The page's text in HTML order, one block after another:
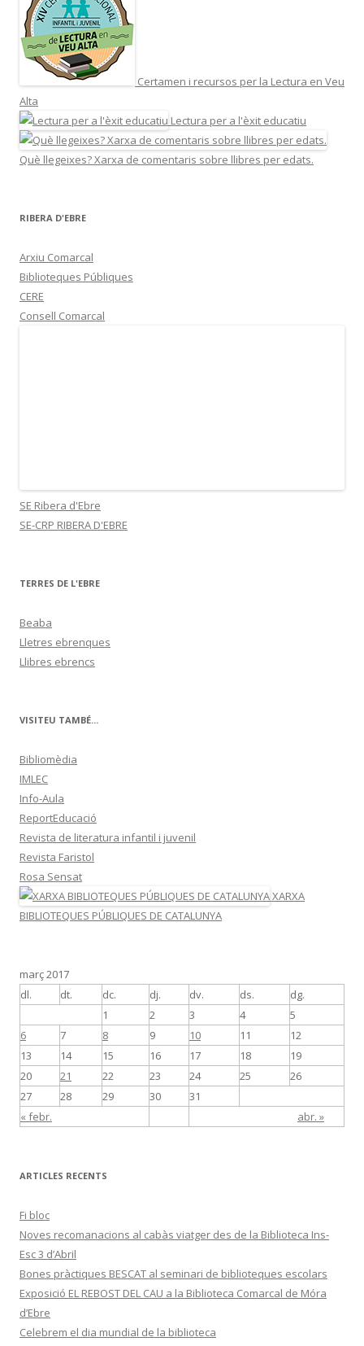
Certamen i recursos per la Lectura en Veu
Alta
Lectura per a l'èxit educatiu
Què llegeixes? Xarxa de comentaris sobre llibres per edats.
RIBERA D'EBRE
Arxiu Comarcal
Biblioteques Públiques
CERE
Consell Comarcal
SE Ribera d'Ebre
SE-CRP RIBERA D'EBRE
TERRES DE L'EBRE
Beaba
Lletres ebrenques
Llibres ebrencs
VISITEU TAMBÉ...
Bibliomèdia
IMLEC
Info-Aula
ReportEducació
Revista de literatura infantil i juvenil
Revista Faristol
Rosa Sensat
XARXA
BIBLIOTEQUES PÚBLIQUES DE CATALUNYA
març 2017
dl.
dt. dc. dj. dv. ds. dg.
« febr. abr. »
1 2 3 4
5
6
7 8 9 10 11
12
13
14 15 16 17 18
19
20
21 22 23 24 25
26
27
28 29 30 31
ARTICLES RECENTS
Fi bloc
Noves recomanacions al cabàs viatger des de la Biblioteca Ins-
Esc 3 d’Abril
Bones pràctiques BESCAT al seminari de biblioteques escolars
Exposició EL REBOST DEL CAU a la Biblioteca Comarcal de Móra
d’Ebre
Celebrem el dia mundial de la biblioteca